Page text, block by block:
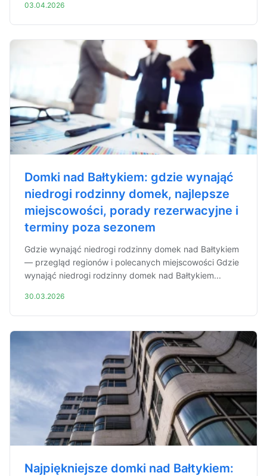
03.04.2026
Domki nad Bałtykiem: gdzie wynająć
niedrogi rodzinny domek, najlepsze
miejscowości, porady rezerwacyjne i
terminy poza sezonem
Gdzie wynająć niedrogi rodzinny domek nad Bałtykiem
— przegląd regionów i polecanych miejscowości Gdzie
wynająć niedrogi rodzinny domek nad Bałtykiem...
30.03.2026
Najpiękniejsze domki nad Bałtykiem: